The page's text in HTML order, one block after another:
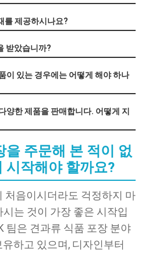
를 제공하시나요?
받았습니까?
이 있는 경우에는 어떻게 해야 하나
양한 제품을 판매합니다. 어떻게 지
을 주문해 본 적이 없
시작해야 할까요?
처음이시더라도 걱정하지 마
는 것이 가장 좋은 시작입
팀은 견과류 식품 포장 분야
하고 있으며, 디자인부터